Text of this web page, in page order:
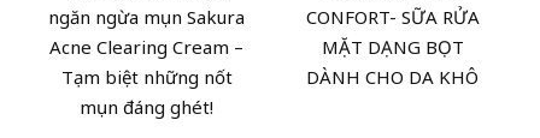
ngăn ngừa mụn Sakura
Acne Clearing Cream –
Tạm biệt những nốt
mụn đáng ghét!
CONFORT- SỮA RỬA
MẶT DẠNG BỌT
DÀNH CHO DA KHÔ